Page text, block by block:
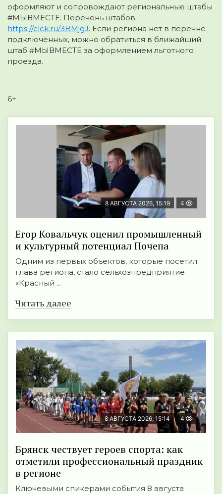
оформляют и сопровождают региональные штабы
#МЫВМЕСТЕ. Перечень штабов:
https://clck.ru/3BMjgJ. Если региона нет в перечне
подключённых, можно обратиться в ближайший
штаб #МЫВМЕСТЕ за оформлением льготного
проезда.
6+
8 АВГУСТА 2026, 15:19 4
Егор Ковальчук оценил промышленный
и культурный потенциал Почепа
Одним из первых объектов, которые посетил
глава региона, стало сельхозпредприятие
«Красный ...
Читать далее
8 АВГУСТА 2026, 15:14 4
Брянск чествует героев спорта: как
отметили профессиональный праздник
в регионе
Ключевыми спикерами события 8 августа